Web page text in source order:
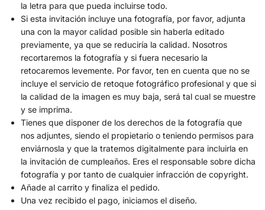
la letra para que pueda incluirse todo.
Si esta invitación incluye una fotografía, por favor, adjunta
una con la mayor calidad posible sin haberla editado
previamente, ya que se reduciría la calidad. Nosotros
recortaremos la fotografía y si fuera necesario la
retocaremos levemente. Por favor, ten en cuenta que no se
incluye el servicio de retoque fotográfico profesional y que si
la calidad de la imagen es muy baja, será tal cual se muestre
y se imprima.
Tienes que disponer de los derechos de la fotografía que
nos adjuntes, siendo el propietario o teniendo permisos para
enviárnosla y que la tratemos digitalmente para incluirla en
la invitación de cumpleaños. Eres el responsable sobre dicha
fotografía y por tanto de cualquier infracción de copyright.
Añade al carrito y finaliza el pedido.
Una vez recibido el pago, iniciamos el diseño.